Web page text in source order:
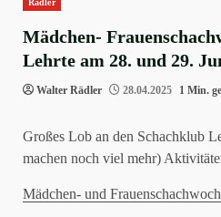
Rädler
Mädchen-
Lehrte am 28. und 29.
Walter Rädler 28.04.2025 1 Min.
Großes Lob an den Schachklub
machen noch viel mehr)
Mädchen- und